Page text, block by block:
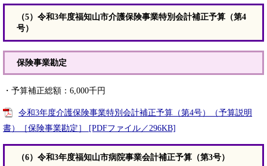
（5）令和3年度福知山市介護保険事業特別会計補正予算（第4
号）
保険事業勘定
・予算補正総額：6,000千円
令和3年度介護保険事業特別会計補正予算（第4号）（予算説明
書）［保険事業勘定］ [PDFファイル／296KB]
（6）令和3年度福知山市病院事業会計補正予算（第3号）